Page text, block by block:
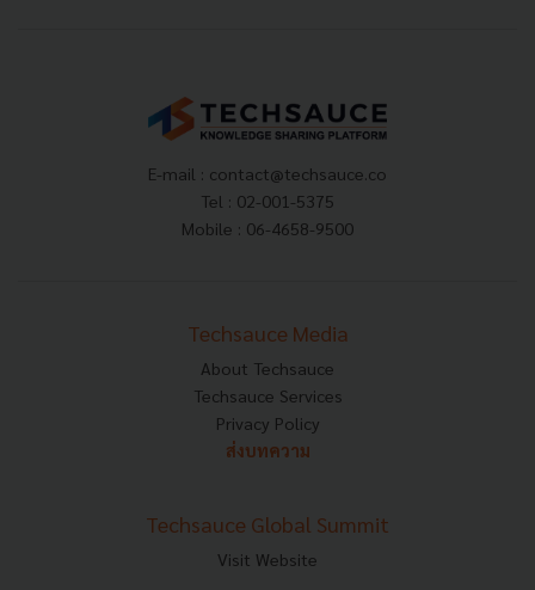
E-mail : contact@techsauce.co
Tel : 02-001-5375
Mobile : 06-4658-9500
Techsauce Media
About Techsauce
Techsauce Services
Privacy Policy
ส่งบทความ
Techsauce Global Summit
Visit Website